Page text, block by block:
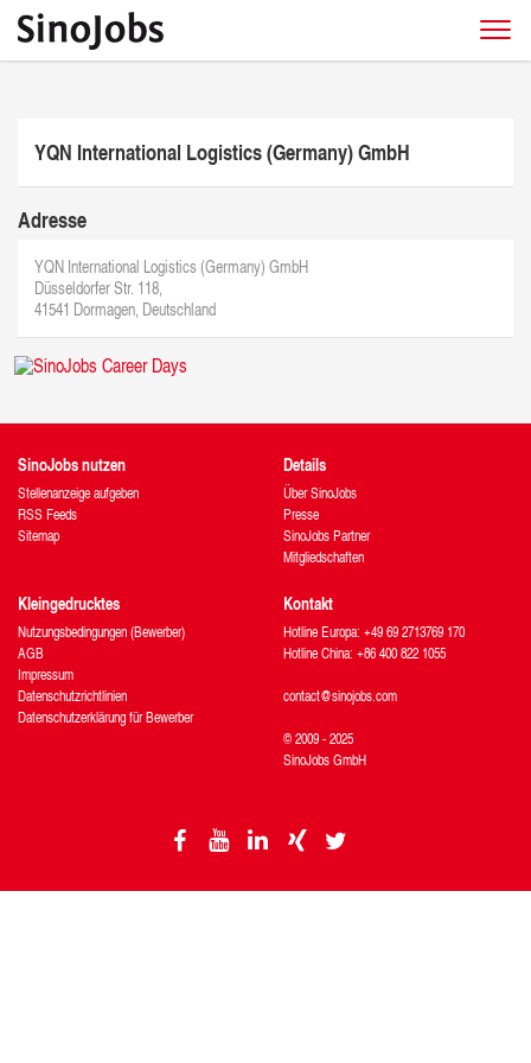
YQN International Logistics (Germany) GmbH
Adresse
YQN International Logistics (Germany) GmbH
Düsseldorfer Str. 118,
41541 Dormagen, Deutschland
SinoJobs nutzen
Stellenanzeige aufgeben
RSS Feeds
Sitemap
Details
Über SinoJobs
Presse
SinoJobs Partner
Mitgliedschaften
Kleingedrucktes
Nutzungsbedingungen (Bewerber)
AGB
Impressum
Datenschutzrichtlinien
Datenschutzerklärung für Bewerber
Kontakt
Hotline Europa: +49 69 2713769 170
Hotline China: +86 400 822 1055
contact@sinojobs.com
© 2009 - 2025
SinoJobs GmbH